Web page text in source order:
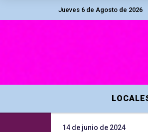
Jueves 6 de Agosto de 2026
14 de junio de 2024